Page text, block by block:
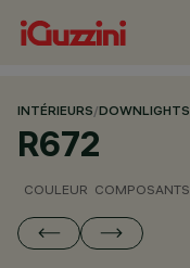
INTÉRIEURS/
R672
COULEUR